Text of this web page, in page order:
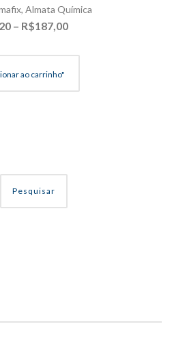
, Almata Química
– R$187,00Faixa
preço:
R$187,00
ao carrinho"
Pesquisar